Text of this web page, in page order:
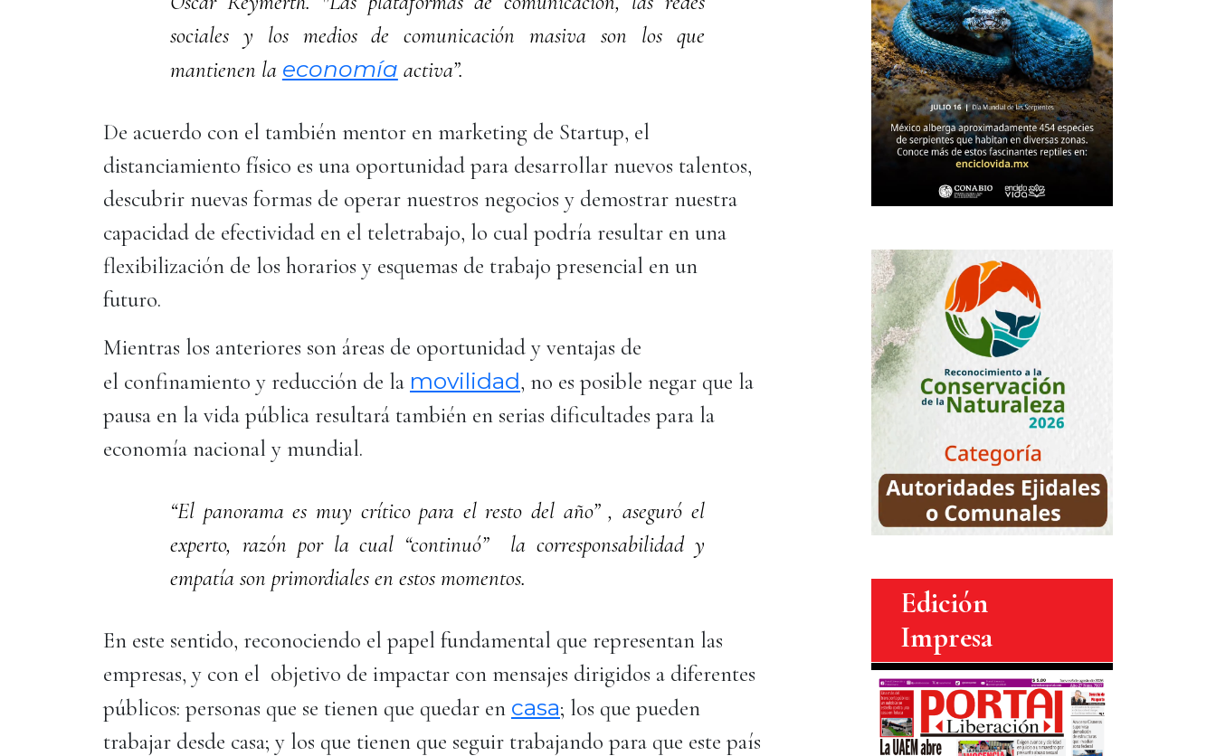
sociales y los medios de comunicación masiva son los que
mantienen la economía activa”.
De acuerdo con el también mentor en marketing de Startup, el
distanciamiento físico es una oportunidad para desarrollar nuevos talentos,
descubrir nuevas formas de operar nuestros negocios y demostrar nuestra
capacidad de efectividad en el teletrabajo, lo cual podría resultar en una
flexibilización de los horarios y esquemas de trabajo presencial en un
futuro.
Mientras los anteriores son áreas de oportunidad y ventajas de
el confinamiento y reducción de la movilidad, no es posible negar que la
pausa en la vida pública resultará también en serias dificultades para la
economía nacional y mundial.
“El panorama es muy crítico para el resto del año” , aseguró el
experto, razón por la cual “continuó” la corresponsabilidad y
empatía son primordiales en estos momentos.
En este sentido, reconociendo el papel fundamental que representan las
empresas, y con el objetivo de impactar con mensajes dirigidos a diferentes
públicos: personas que se tienen que quedar en casa; los que pueden
trabajar desde casa; y los que tienen que seguir trabajando para que este país
Edición
Impresa